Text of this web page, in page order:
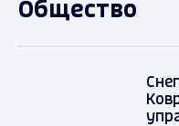
Общество